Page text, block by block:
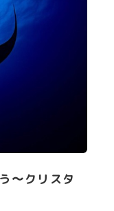
〜クリスタ